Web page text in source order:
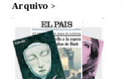
Arquivo